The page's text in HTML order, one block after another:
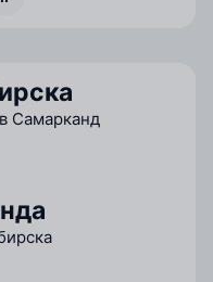
Самарканд